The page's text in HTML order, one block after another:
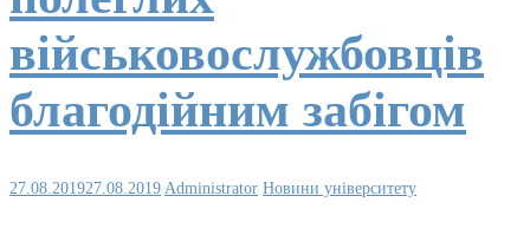
військовослужбовців
благодійним забігом
27.08.201927.08.2019 Administrator Новини університету